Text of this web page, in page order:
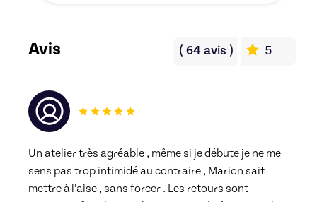
Avis ( 64avis ) 5
Un atelier très agréable , même si je débute je ne me
sens pas trop intimidé au contraire , Marion sait
mettre à l’aise , sans forcer . Les retours sont